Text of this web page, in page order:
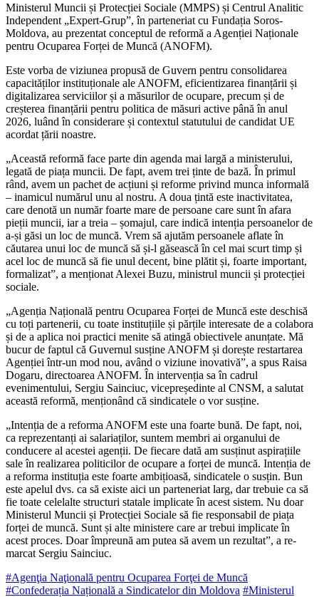
Ministerul Muncii și Protecției Sociale (MMPS) și Centrul Ana­litic
Independent „Expert-Grup”, în parteneriat cu Fundația Soros-
Moldova, au prezentat conceptul de reformă a Agenției Naționale
pentru Ocuparea Forței de Mun­că (ANOFM).
Este vorba de viziunea propu­să de Guvern pentru consolida­rea
capacităților instituționale ale ANOFM, eficientizarea finanțării și
digitalizarea serviciilor și a mă­surilor de ocupare, precum și de
creșterea finanțării pentru politica de măsuri active până în anul
2026, luând în considerare și contextul statutului de candidat UE
acordat țării noastre.
„Această reformă face parte din agenda mai largă a ministerului,
legată de piața muncii. De fapt, avem trei ținte de bază. În primul
rând, avem un pachet de acțiuni și reforme privind munca informală
– inamicul numărul unu al nostru. A doua țintă este inactivitatea,
care denotă un număr foarte mare de persoane care sunt în afara
pieții muncii, iar a treia – șomajul, care indică intenția persoanelor de
a-și găsi un loc de muncă. Vrem să aju­tăm persoanele aflate în
căutarea unui loc de muncă să și-l găsească în cel mai scurt timp și
acel loc de muncă să fie unul decent, bine plă­tit și, foarte important,
formalizat”, a menționat Alexei Buzu, ministrul muncii și protecției
sociale.
„Agenția Națională pentru Ocu­parea Forței de Muncă este des­chisă
cu toți partenerii, cu toate instituțiile și părțile interesate de a colabora
și de a aplica noi prac­tici menite să atingă obiectivele anunțate. Mă
bucur de faptul că Guvernul susține ANOFM și dorește restartarea
Agenției într-un mod nou, având o viziune inovativă”, a spus Raisa
Dogaru, directoarea ANOFM. În intervenția sa în cadrul
evenimentului, Sergiu Sainciuc, vicepreședinte al CNSM, a salutat
această reformă, menționând că sindicatele o vor susține.
„Intenția de a reforma ANOFM este una foarte bună. De fapt, noi,
ca reprezentanți ai salariaților, suntem membri ai organului de
conducere al acestei agenții. De fiecare dată am susținut aspirațiile
sale în realizarea politicilor de ocu­pare a forței de muncă. Intenția de
a reforma instituția este foarte ambițioasă, sindicatele o susțin. Bun
este apelul dvs. ca să existe aici un parteneriat larg, dar trebu­ie ca să
fie toate celelalte structuri statale implicate în acest sistem. Nu doar
Ministerul Muncii și Protecției Sociale să fie responsabil de piața
forței de muncă. Sunt și alte mi­nistere care ar trebui implicate în
acest proces. Doar împreună am putea să avem un rezultat”, a re­
marcat Sergiu Sainciuc.
#Agenţia Naţională pentru Ocuparea Forţei de Muncă
#Confederația Națională a Sindicatelor din Moldova #Ministerul